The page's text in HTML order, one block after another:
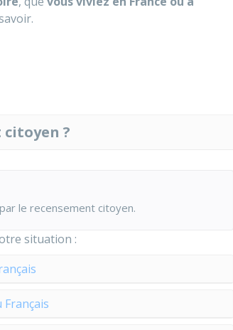
?
le recensement citoyen.
situation :
Français